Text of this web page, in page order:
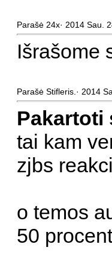
Parašė 24x· 2014 Sau.
Išrašome
Parašė Stifleris.· 2014
Pakartoti
tai kam
zjbs
o temos
50